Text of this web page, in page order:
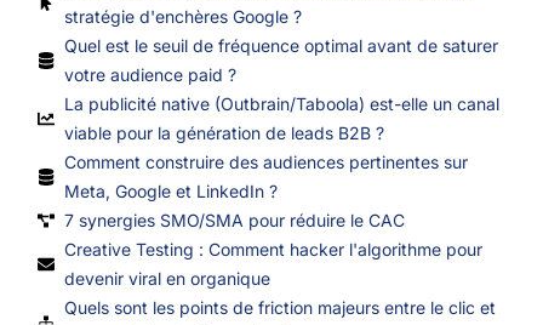
stratégie d'enchères Google ?
Quel est le seuil de fréquence optimal avant de saturer
votre audience paid ?
La publicité native (Outbrain/Taboola) est-elle un canal
viable pour la génération de leads B2B ?
Comment construire des audiences pertinentes sur
Meta, Google et LinkedIn ?
7 synergies SMO/SMA pour réduire le CAC
Creative Testing : Comment hacker l'algorithme pour
devenir viral en organique
Quels sont les points de friction majeurs entre le clic et